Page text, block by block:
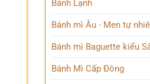
Bánh Lạnh
Bánh mì Âu - Men tự
Bánh mì Baguette kiểu
Bánh Mì Cấp Đông